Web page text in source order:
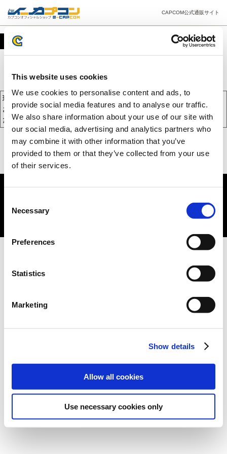
This website uses cookies
We use cookies to personalise content and ads, to
provide social media features and to analyse our traffic.
We also share information about your use of our site with
our social media, advertising and analytics partners who
may combine it with other information that you’ve
provided to them or that they’ve collected from your use
of their services.
Selection
Necessary
Preferences
Statistics
Marketing
Show details
Allow all cookies
Use necessary cookies only
CAPCOM公式通販サイト
カート
現在、カートには商品が入っておりません。
お買い物を続けるには下の 「お買い物を続ける」 をクリックしてく
ださい。